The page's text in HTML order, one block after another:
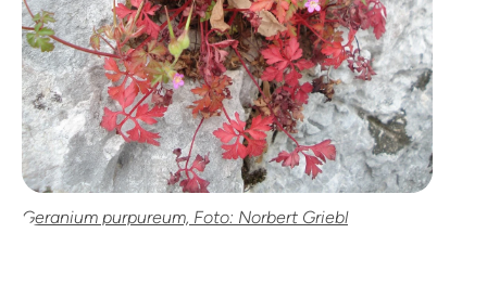
Geranium purpureum, Foto: Norbert Griebl